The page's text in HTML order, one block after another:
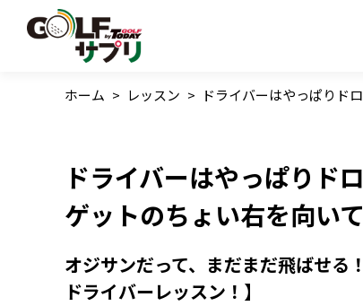
ホーム > レッスン > ドライバーはやっぱりド
ドライバーはやっぱりド
ゲットのちょい右を向い
オジサンだって、まだまだ飛ばせる
ドライバーレッスン！】